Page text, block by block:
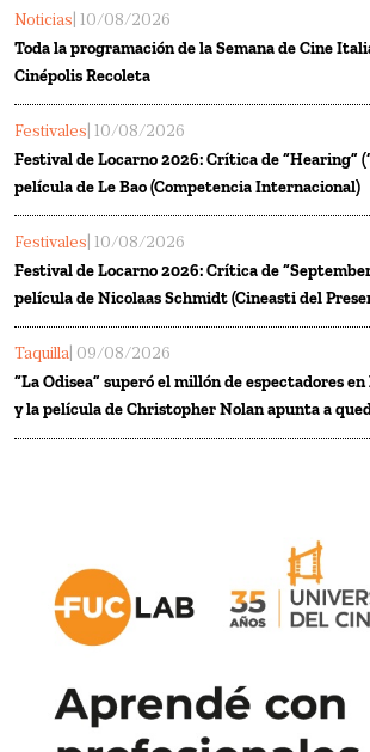
Noticias | 10/08/2026
Toda la programación de la Semana de Cine
Cinépolis Recoleta
Festivales | 10/08/2026
Festival de Locarno 2026: Crítica de “Hearing”
película de Le Bao (Competencia Internacional)
Festivales | 10/08/2026
Festival de Locarno 2026: Crítica de
película de Nicolaas Schmidt (Cineasti del
Taquilla | 09/08/2026
“La Odisea” superó el millón de espectadores
y la película de Christopher Nolan apunta a